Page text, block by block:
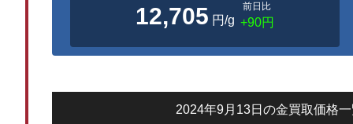
12,705 円/g
前日比
+90円
2024年9月13日の金買取価格一